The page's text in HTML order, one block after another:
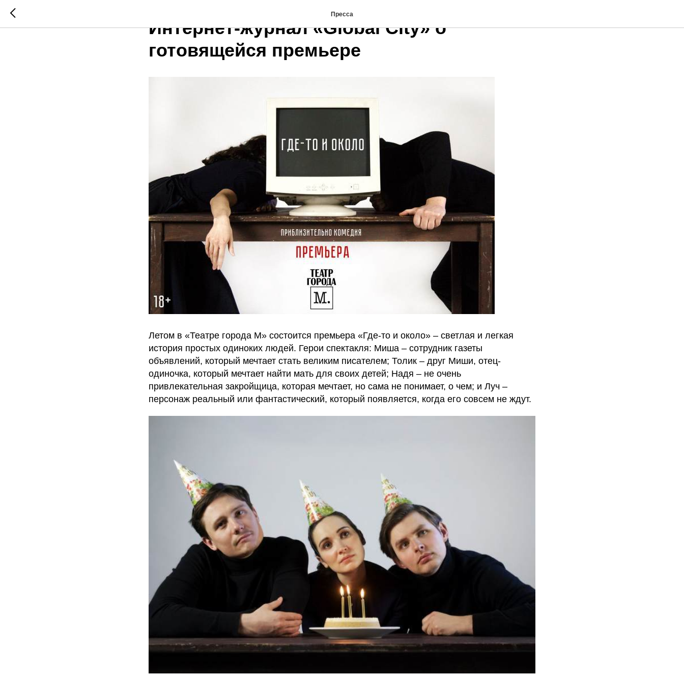
Пресса
Интернет-журнал «Global City» о
готовящейся премьере
Летом в «Театре города М» состоится премьера «Где-то и около» – светлая и легкая
история простых одиноких людей. Герои спектакля: Миша – сотрудник газеты
объявлений, который мечтает стать великим писателем; Толик – друг Миши, отец-
одиночка, который мечтает найти мать для своих детей; Надя – не очень
привлекательная закройщица, которая мечтает, но сама не понимает, о чем; и Луч –
персонаж реальный или фантастический, который появляется, когда его совсем не ждут.